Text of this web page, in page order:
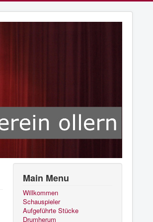
Main Menu
Willkommen
Schauspieler
Aufgeführte Stücke
Drumherum